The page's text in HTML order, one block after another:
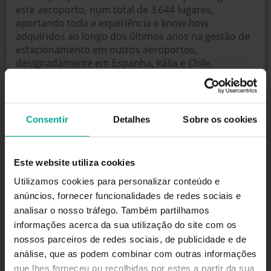
Consentir Detalhes Sobre os cookies
Este website utiliza cookies
Utilizamos cookies para personalizar conteúdo e
anúncios, fornecer funcionalidades de redes sociais e
analisar o nosso tráfego. Também partilhamos
informações acerca da sua utilização do site com os
nossos parceiros de redes sociais, de publicidade e de
análise, que as podem combinar com outras informações
que lhes forneceu ou recolhidas por estes a partir da sua
este aeroporto, num total de 3.644 lugares,
aportando toda a experiência e know-how
adquiridos ao longo dos últimos anos na gestão de
estacionamento em outros aeroportos,
designadamente em Espanha, Itália e Chile,
garantindo, deste modo, os elevados padrões de
estacionamento, a preços mais favoráveis, através
do seu site de reservas oficial.
PARA RESERVAR CLIQUE AQUI
Indicam-se em seguida as principais características
de cada parque de estacionamento: